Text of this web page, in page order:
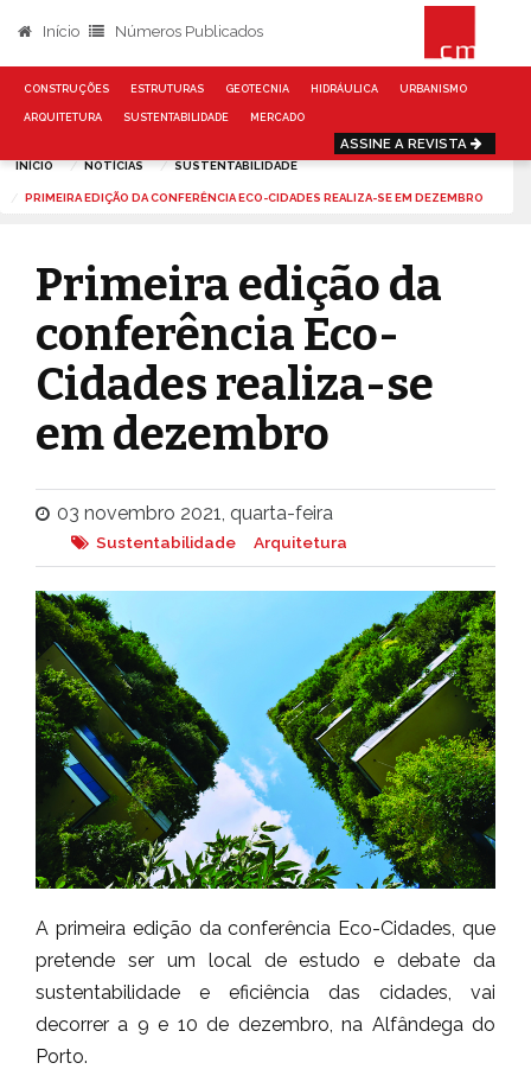
Início Números Publicados
CONSTRUÇÕES ESTRUTURAS GEOTECNIA HIDRÁULICA URBANISMO
ARQUITETURA SUSTENTABILIDADE MERCADO
ASSINE A REVISTA
INÍCIO NOTÍCIAS SUSTENTABILIDADE
PRIMEIRA EDIÇÃO DA CONFERÊNCIA ECO-CIDADES REALIZA-SE EM DEZEMBRO
Primeira edição da
conferência Eco-
Cidades realiza-se
em dezembro
03 novembro 2021, quarta-feira
Sustentabilidade Arquitetura
A primeira edição da conferência Eco-Cidades, que
pretende ser um local de estudo e debate da
sustentabilidade e eficiência das cidades, vai
decorrer a 9 e 10 de dezembro, na Alfândega do
Porto.